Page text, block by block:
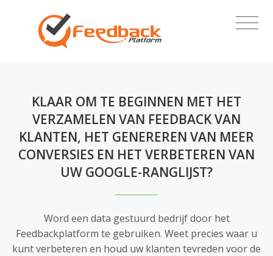
KLAAR OM TE BEGINNEN MET HET
VERZAMELEN VAN FEEDBACK VAN
KLANTEN, HET GENEREREN VAN MEER
CONVERSIES EN HET VERBETEREN VAN
UW GOOGLE-RANGLIJST?
Word een data gestuurd bedrijf door het
Feedbackplatform te gebruiken. Weet precies waar u
kunt verbeteren en houd uw klanten tevreden voor de